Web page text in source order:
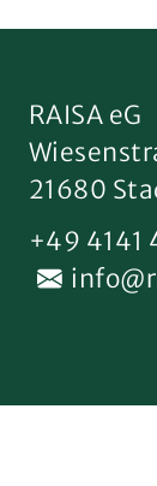
RAISA eG
21680
+49